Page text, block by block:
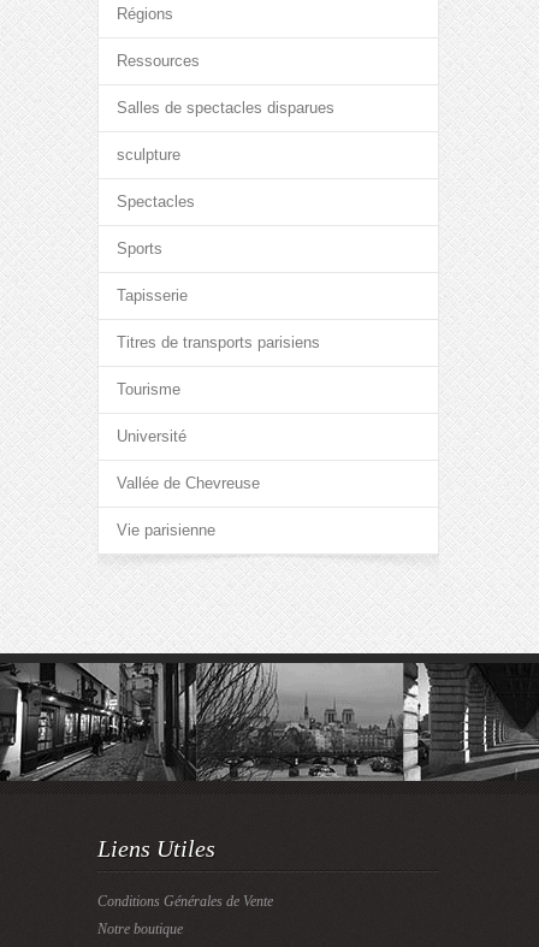
Régions
Ressources
Salles de spectacles disparues
sculpture
Spectacles
Sports
Tapisserie
Titres de transports parisiens
Tourisme
Université
Vallée de Chevreuse
Vie parisienne
Liens Utiles
Conditions Générales de Vente
Notre boutique